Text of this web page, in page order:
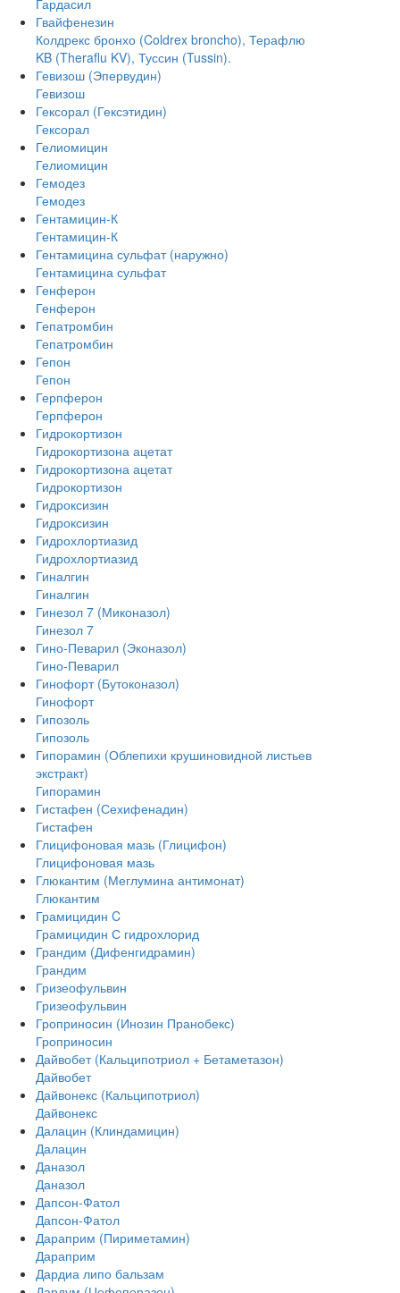
Гардасил
Гвайфенезин
Колдрекс бронхо (Coldrex broncho), Терафлю
KB (Theraflu KV), Туссин (Tussin).
Гевизош (Эпервудин)
Гевизош
Гексорал (Гексэтидин)
Гексорал
Гелиомицин
Гелиомицин
Гемодез
Гемодез
Гентамицин-К
Гентамицин-К
Гентамицина сульфат (наружно)
Гентамицина сульфат
Генферон
Генферон
Гепатромбин
Гепатромбин
Гепон
Гепон
Герпферон
Герпферон
Гидрокортизон
Гидрокортизона ацетат
Гидрокортизона ацетат
Гидрокортизон
Гидроксизин
Гидроксизин
Гидрохлортиазид
Гидрохлортиазид
Гиналгин
Гиналгин
Гинезол 7 (Миконазол)
Гинезол 7
Гино-Певарил (Эконазол)
Гино-Певарил
Гинофорт (Бутоконазол)
Гинофорт
Гипозоль
Гипозоль
Гипорамин (Облепихи крушиновидной листьев
экстракт)
Гипорамин
Гистафен (Сехифенадин)
Гистафен
Глицифоновая мазь (Глицифон)
Глицифоновая мазь
Глюкантим (Меглумина антимонат)
Глюкантим
Грамицидин C
Грамицидин С гидрохлорид
Грандим (Дифенгидрамин)
Грандим
Гризеофульвин
Гризеофульвин
Гроприносин (Инозин Пранобекс)
Гроприносин
Дайвобет (Кальципотриол + Бетаметазон)
Дайвобет
Дайвонекс (Кальципотриол)
Дайвонекс
Далацин (Клиндамицин)
Далацин
Даназол
Даназол
Дапсон-Фатол
Дапсон-Фатол
Дараприм (Пириметамин)
Дараприм
Дардиа липо бальзам